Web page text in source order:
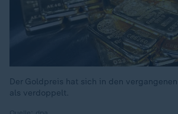
Der Goldpreis hat sich in den
als verdoppelt.